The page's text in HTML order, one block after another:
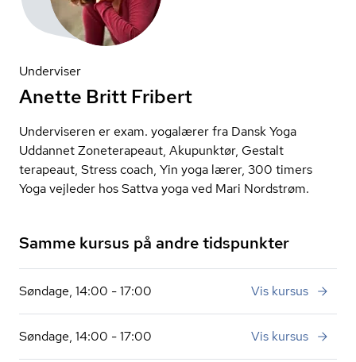
Underviser
Anette Britt Fribert
Underviseren er exam. yogalærer fra Dansk Yoga
Uddannet Zoneterapeaut, Akupunktør, Gestalt
terapeaut, Stress coach, Yin yoga lærer, 300 timers
Yoga vejleder hos Sattva yoga ved Mari Nordstrøm.
Samme kursus på andre tidspunkter
Søndage, 14:00 - 17:00 Vis kursus
Søndage, 14:00 - 17:00 Vis kursus